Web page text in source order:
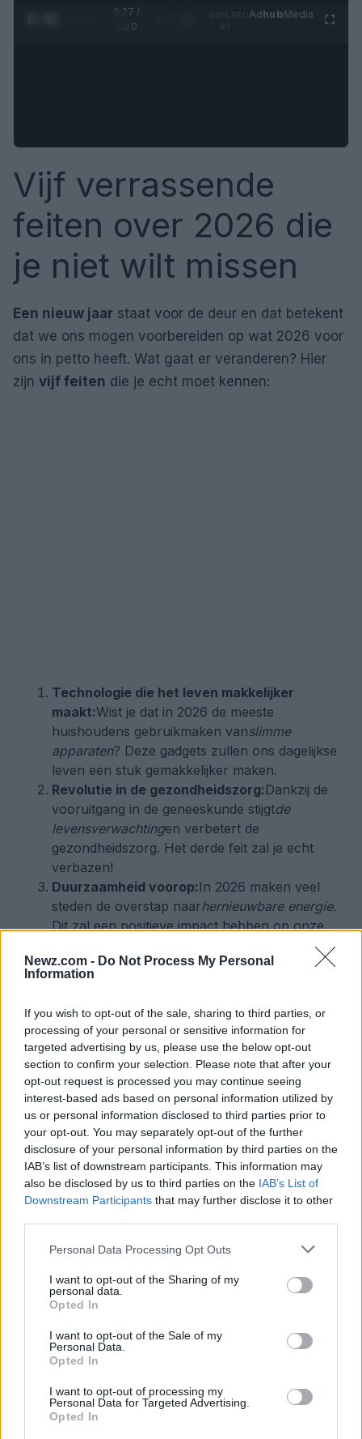
Newz.com - Do Not Process My Personal
Information
If you wish to opt-out of the sale, sharing to third parties, or
processing of your personal or sensitive information for
targeted advertising by us, please use the below opt-out
section to confirm your selection. Please note that after your
opt-out request is processed you may continue seeing
interest-based ads based on personal information utilized by
us or personal information disclosed to third parties prior to
your opt-out. You may separately opt-out of the further
disclosure of your personal information by third parties on the
IAB’s list of downstream participants. This information may
also be disclosed by us to third parties on the IAB’s List of
Downstream Participants that may further disclose it to other
Please note that this website/app uses one or more Google
not limited to your visit or usage behaviour. You may click to
grant or deny consent to Google and its third-party tags to
use your data for below specified purposes in below Google
consent section.
Personal Data Processing Opt Outs
I want to opt-out of the Sharing of my
personal data.
Opted In
I want to opt-out of the Sale of my
Personal Data.
Opted In
I want to opt-out of processing my
Personal Data for Targeted Advertising.
Opted In
0:28 /
1:20
AdhubMedia
Vijf verrassende
feiten over 2026 die
je niet wilt missen
Een nieuw jaar staat voor de deur en dat betekent
dat we ons mogen voorbereiden op wat 2026 voor
ons in petto heeft. Wat gaat er veranderen? Hier
zijn vijf feiten die je echt moet kennen:
Technologie die het leven makkelijker
maakt:Wist je dat in 2026 de meeste
huishoudens gebruikmaken vanslimme
apparaten? Deze gadgets zullen ons dagelijkse
leven een stuk gemakkelijker maken.
Revolutie in de gezondheidszorg: Dankzij de
vooruitgang in de geneeskunde stijgtde
levensverwachtingen verbetert de
gezondheidszorg. Het derde feit zal je echt
verbazen!
Duurzaamheid voorop: In 2026 maken veel
steden de overstap naarhernieuwbare energie.
Dit zal een positieve impact hebben op onze
Veranderende media-consumptie:De manier
waarop we
authenticiteit worden steeds belangrijker.
Verbeterde wereldwijde
verbinding:Dankzijgeavanceerde
communicatietechnologiekomen mensen
wereldwijd dichter bij elkaar. Dit zal de sociale
dynamiek ingrijpend veranderen!
Het is spannend om na te denken over wat 2026
ons zal brengen! Ben jij er klaar voor? Laat ons
weten welk feit jou het meest verraste in de
reacties hieronder. En vergeet niet dit artikel te
delen met vrienden, zodat ook zij deze onthullingen
kunnen ontdekken!
AUTEUR
Redactie Newz